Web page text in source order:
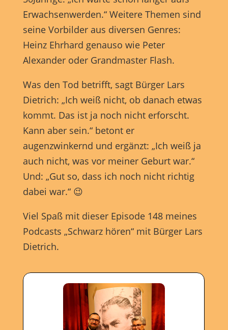
Erwachsenwerden.“ Weitere Themen sind
seine Vorbilder aus diversen Genres:
Heinz Ehrhard genauso wie Peter
Alexander oder Grandmaster Flash.
Was den Tod betrifft, sagt Bürger Lars
Dietrich: „Ich weiß nicht, ob danach etwas
kommt. Das ist ja noch nicht erforscht.
Kann aber sein.“ betont er
augenzwinkernd und ergänzt: „Ich weiß ja
auch nicht, was vor meiner Geburt war.“
Und: „Gut so, dass ich noch nicht richtig
dabei war.“ 😉
Viel Spaß mit dieser Episode 148 meines
Podcasts „Schwarz hören“ mit Bürger Lars
Dietrich.